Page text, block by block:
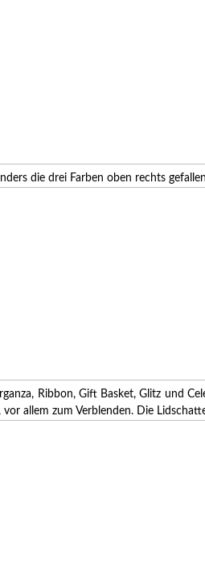
die drei Farben oben rechts
Ribbon, Gift Basket, Glitz und
allem zum Verblenden. Die